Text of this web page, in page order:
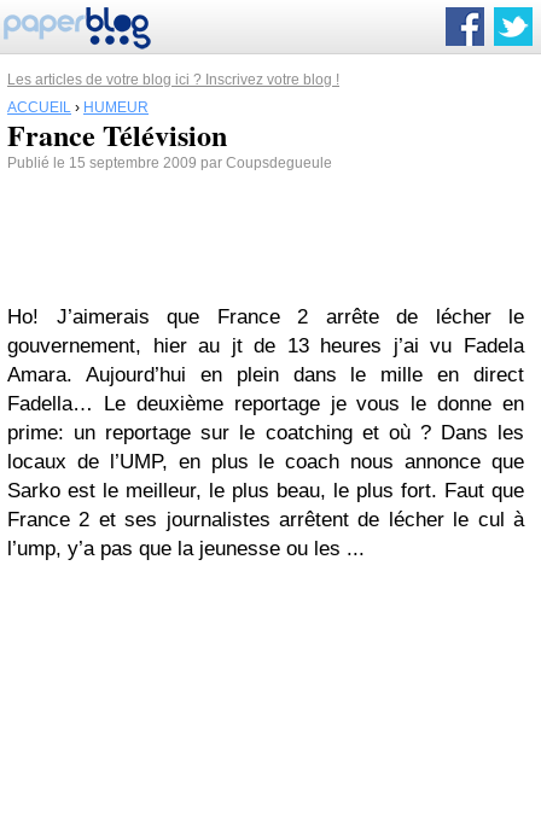
Les articles de votre blog ici ? Inscrivez votre blog !
ACCUEIL › HUMEUR
France Télévision
Publié le 15 septembre 2009 par Coupsdegueule
Ho! J’aimerais que France 2 arrête de lécher le
gouvernement, hier au jt de 13 heures j’ai vu Fadela
Amara. Aujourd’hui en plein dans le mille en direct
Fadella… Le deuxième reportage je vous le donne en
prime: un reportage sur le coatching et où ? Dans les
locaux de l’UMP, en plus le coach nous annonce que
Sarko est le meilleur, le plus beau, le plus fort. Faut que
France 2 et ses journalistes arrêtent de lécher le cul à
l’ump, y’a pas que la jeunesse ou les ...